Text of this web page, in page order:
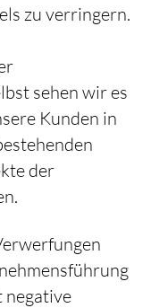
zu verringern.
sehen wir es
Kunden in
der
negative